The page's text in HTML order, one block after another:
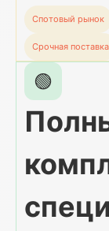
Спотовый рынок
Срочная поставка
🟢